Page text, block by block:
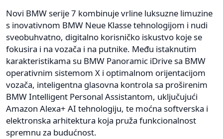
Novi BMW serije 7 kombinuje vrline luksuzne limuzine
s inovativnom BMW Neue Klasse tehnologijom i nudi
sveobuhvatno, digitalno korisničko iskustvo koje se
fokusira i na vozača i na putnike. Među istaknutim
karakteristikama su BMW Panoramic iDrive sa BMW
operativnim sistemom X i optimalnom orijentacijom
vozača, inteligentna glasovna kontrola sa proširenim
BMW Intelligent Personal Assistantom, uključujući
Amazon Alexa+ AI tehnologiju, te moćna softverska i
elektronska arhitektura koja pruža funkcionalnost
spremnu za budućnost.